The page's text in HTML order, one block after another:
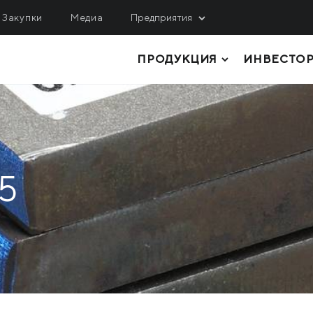
Закупки Медиа Предприятия
ГОК
ГОК
ГОК
Coal Company
ИНЖИНИРИНГ
МРМЗ
Метинвест Шиппинг
Metinvest Digital
Метінвест Січсталь
ПРОДУКЦИЯ
ТОЛСТОЛИСТОВОЙ ПРОКАТ
РУЛОННЫЙ ПРОКАТ
СОРТОВОЙ ПРОКАТ
СЫРЬЕ И ПОЛУФАБРИКАТЫ